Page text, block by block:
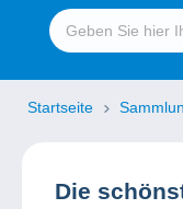
Startseite
Die